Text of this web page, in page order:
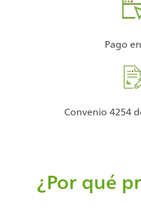
Pago
Convenio 4254
¿Por qué